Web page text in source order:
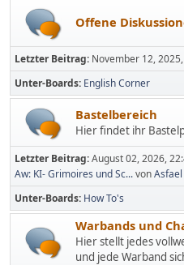
Offene
Letzter Beitrag: November 12,
Unter-Boards English Corner
Bastelbereich
Hier findet ihr
Letzter Beitrag:August 02, 2026,
Aw: KI- Grimoires und Sc...von
Unter-Boards How To's
Warbands und
Hier stellt jedes
und jede Warband